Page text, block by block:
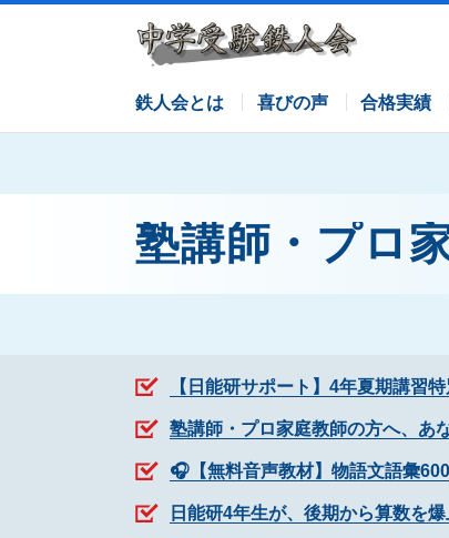
鉄人会とは 喜びの声 合格実績
サピックスコース
栄光ゼミナールコース 各
塾講師・プロ
【日能研サポート】4年夏期講習
塾講師・プロ家庭教師の方へ、あ
🎧【無料音声教材】物語文語彙600
日能研4年生が、後期から算数を